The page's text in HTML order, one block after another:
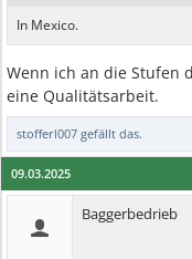
In Mexico.
Wenn ich an die Stufen
eine Qualitätsarbeit.
stofferl007 gefällt das.
09.03.2025
Baggerbedrieb